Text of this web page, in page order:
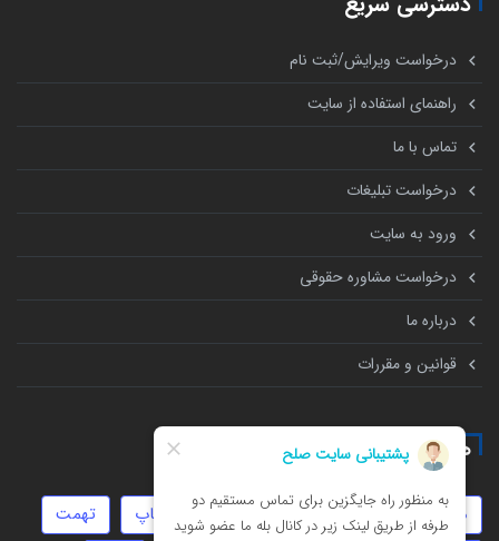
درخواست ویرایش/ثبت نام
راهنمای استفاده از سایت
تماس با ما
درخواست تبلیغات
ورود به سایت
درخواست مشاوره حقوقی
درباره ما
قوانین و مقررات
همه چیز درباره
موجر و مستاجر دیه طلاق استارتاپ تهمت